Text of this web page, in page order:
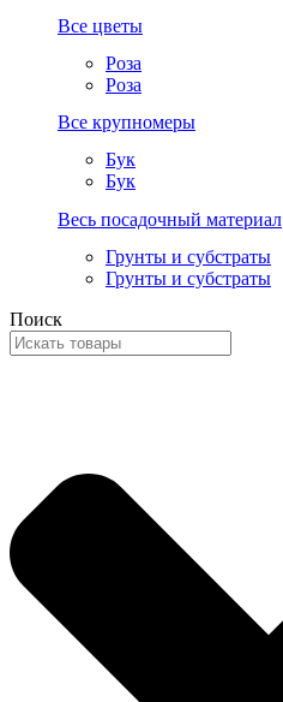
Все цветы
Роза
Роза
Все крупномеры
Бук
Бук
Весь посадочный материал
Грунты и субстраты
Грунты и субстраты
Поиск